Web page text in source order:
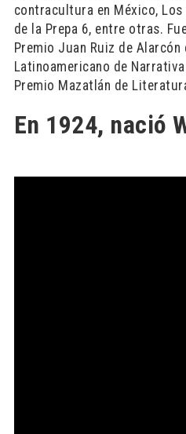
contracultura en México,
de la Prepa 6, entre otras.
Premio Juan Ruiz de Alarcón
Latinoamericano de
Premio Mazatlán de
En 1924, nació